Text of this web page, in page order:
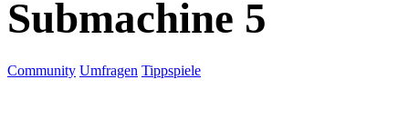
Submachine 5
Community Umfragen Tippspiele